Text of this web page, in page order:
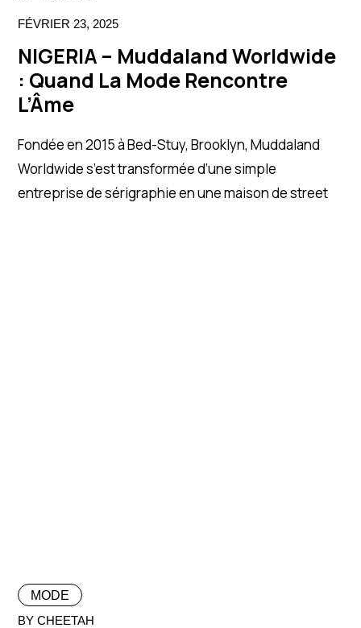
FÉVRIER 23, 2025
NIGERIA – Muddaland Worldwide
: Quand La Mode Rencontre
L’Âme
Fondée en 2015 à Bed-Stuy, Brooklyn, Muddaland
Worldwide s’est transformée d’une simple
entreprise de sérigraphie en une maison de street
MODE
BY CHEETAH